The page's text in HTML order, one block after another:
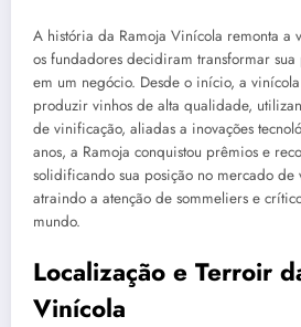
A história da Ramoja Vinícola remonta a
os fundadores decidiram transformar
em um negócio. Desde o início, a
produzir vinhos de alta qualidade,
de vinificação, aliadas a inovações
anos, a Ramoja conquistou prêmios e
solidificando sua posição no mercado
atraindo a atenção de sommeliers e
mundo.
Localização e Terroir
Vinícola